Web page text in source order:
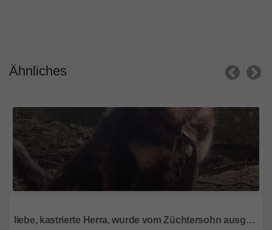
Ähnliches
liebe, kastrierte Herra, wurde vom Züchtersohn ausgesetzt; wir suchen ein Heim für sie